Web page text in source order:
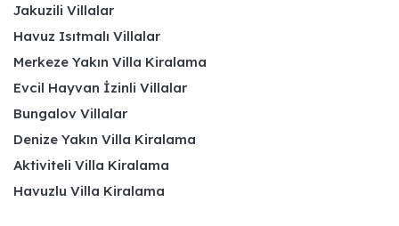
Jakuzili Villalar
Havuz Isıtmalı Villalar
Merkeze Yakın Villa Kiralama
Evcil Hayvan İzinli Villalar
Bungalov Villalar
Denize Yakın Villa Kiralama
Aktiviteli Villa Kiralama
Havuzlu Villa Kiralama